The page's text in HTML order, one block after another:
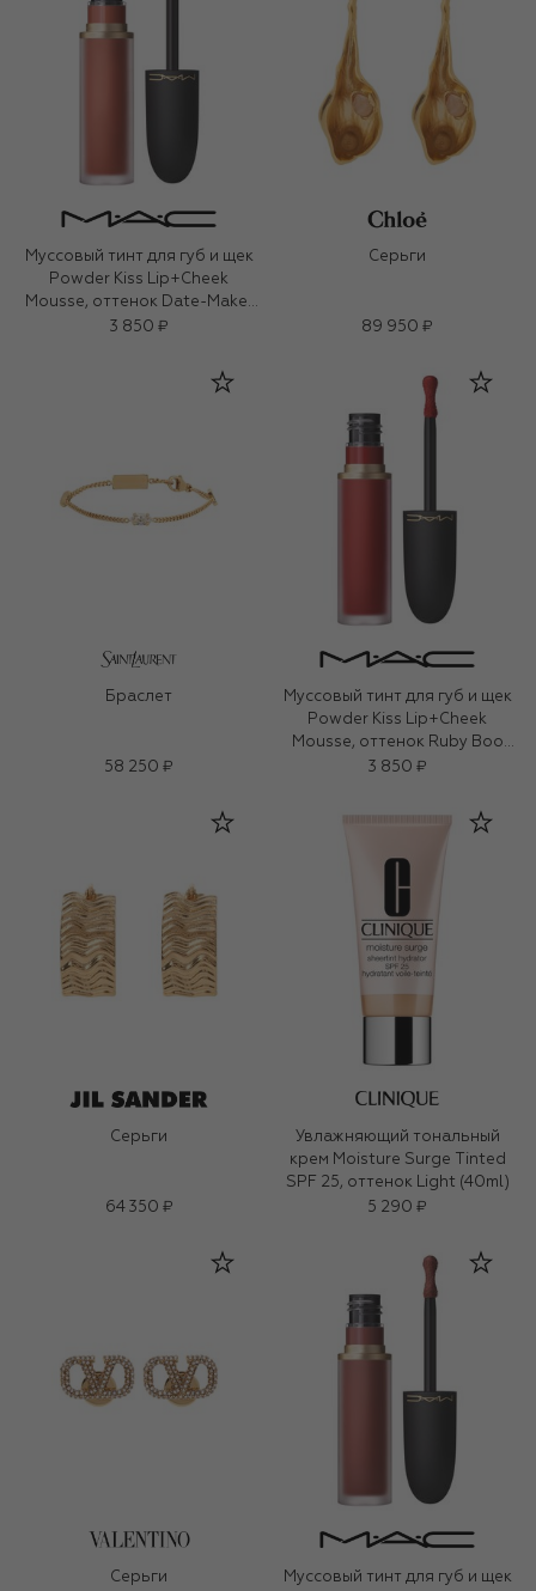
Муссовый тинт для губ и щек
Powder Kiss Lip+Cheek
Mousse, оттенок Date-Maker
(5ml)
3 850 ₽
Серьги
89 950 ₽
Браслет
58 250 ₽
Муссовый тинт для губ и щек
Powder Kiss Lip+Cheek
Mousse, оттенок Ruby Boo
(5ml)
3 850 ₽
Серьги
64 350 ₽
Увлажняющий тональный
крем Moisture Surge Tinted
SPF 25, оттенок Light (40ml)
5 290 ₽
Серьги
Муссовый тинт для губ и щек